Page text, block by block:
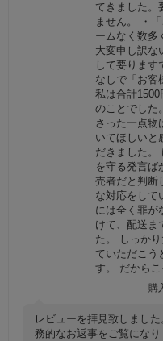
てきました。
ません。 ・
ームなく数多
大変申し訳な
して要ります
なしで「お客
私は合計1500
のことでした
さった一点物
いてほしいと
だきました。
を守る発言ば
売者だと判断
な対応をして
には全く罪が
けて、配送ま
た。 しっか
ていただこう
す。 だからこ
レビューを拝見致しまし
務的なお返事をご覧にな